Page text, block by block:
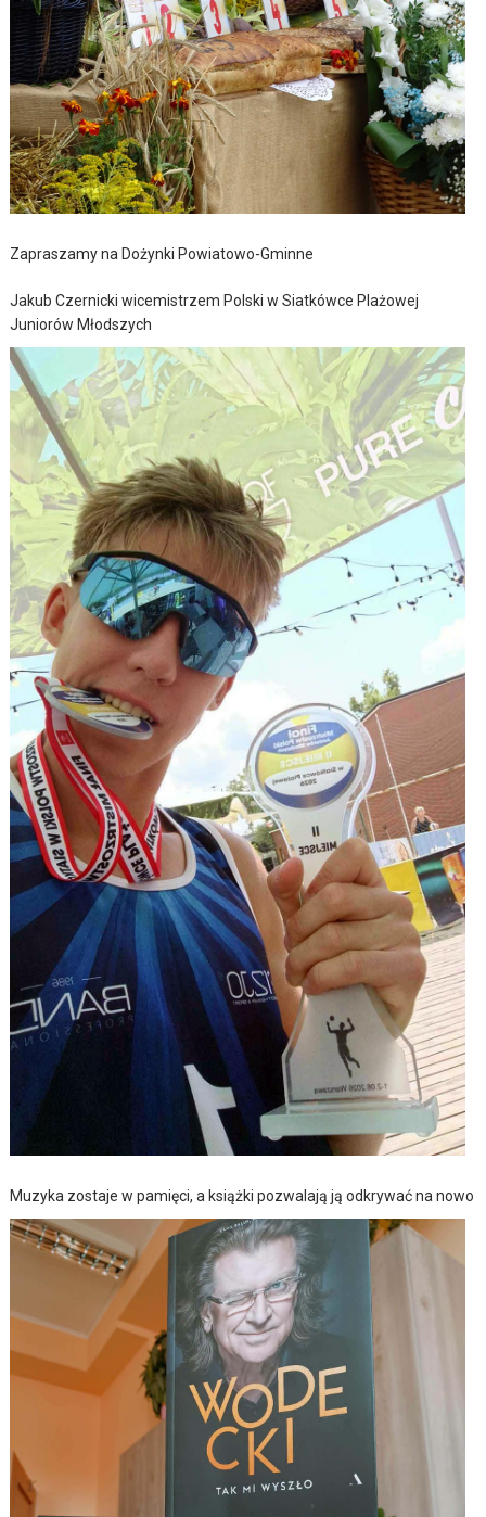
Zapraszamy na Dożynki Powiatowo-Gminne
Jakub Czernicki wicemistrzem Polski w Siatkówce Plażowej
Juniorów Młodszych
Muzyka zostaje w pamięci, a książki pozwalają ją odkrywać na nowo